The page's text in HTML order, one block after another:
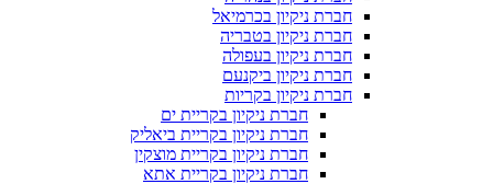
חברת ניקיון בכרמיאל
חברת ניקיון בטבריה
חברת ניקיון בעפולה
חברת ניקיון ביקנעם
חברת ניקיון בקריות
חברת ניקיון בקריית ים
חברת ניקיון בקריית ביאליק
חברת ניקיון בקריית מוצקין
חברת ניקיון בקריית אתא